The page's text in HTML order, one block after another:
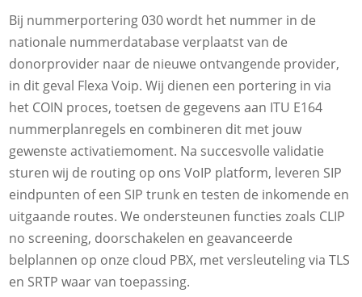
Bij nummerportering 030 wordt het nummer in de
nationale nummerdatabase verplaatst van de
donorprovider naar de nieuwe ontvangende provider,
in dit geval Flexa Voip. Wij dienen een portering in via
het COIN proces, toetsen de gegevens aan ITU E164
nummerplanregels en combineren dit met jouw
gewenste activatiemoment. Na succesvolle validatie
sturen wij de routing op ons VoIP platform, leveren SIP
eindpunten of een SIP trunk en testen de inkomende en
uitgaande routes. We ondersteunen functies zoals CLIP
no screening, doorschakelen en geavanceerde
belplannen op onze cloud PBX, met versleuteling via TLS
en SRTP waar van toepassing.